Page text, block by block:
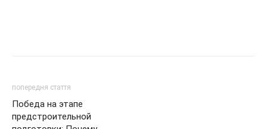
попередня стаття
Победа на этапе
предстроительной